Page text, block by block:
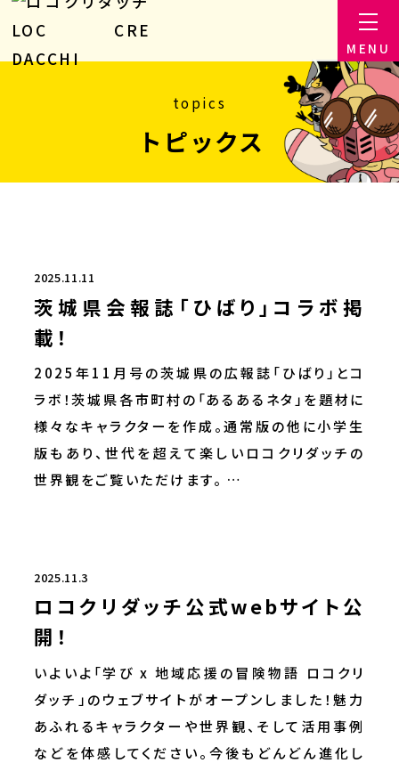
topics
トピックス
2025.11.11
茨城県会報誌「ひばり」コラボ掲
載！
2025年11月号の茨城県の広報誌「ひばり」とコ
ラボ！茨城県各市町村の「あるあるネタ」を題材に
様々なキャラクターを作成。通常版の他に小学生
版もあり、世代を超えて楽しいロコクリダッチの
世界観をご覧いただけます。 …
2025.11.3
ロコクリダッチ公式webサイト公
開！
いよいよ「学び x 地域応援の冒険物語 ロコクリ
ダッチ」のウェブサイトがオープンしました！魅力
あふれるキャラクターや世界観、そして活用事例
などを体感してください。今後もどんどん進化し